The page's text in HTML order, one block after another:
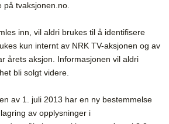
på tvaksjonen.no.
inn, vil aldri brukes til å identifisere
kun internt av NRK TV-aksjonen og av
årets aksjon. Informasjonen vil aldri
bli solgt videre.
av 1. juli 2013 har en ny bestemmelse
av opplysninger i